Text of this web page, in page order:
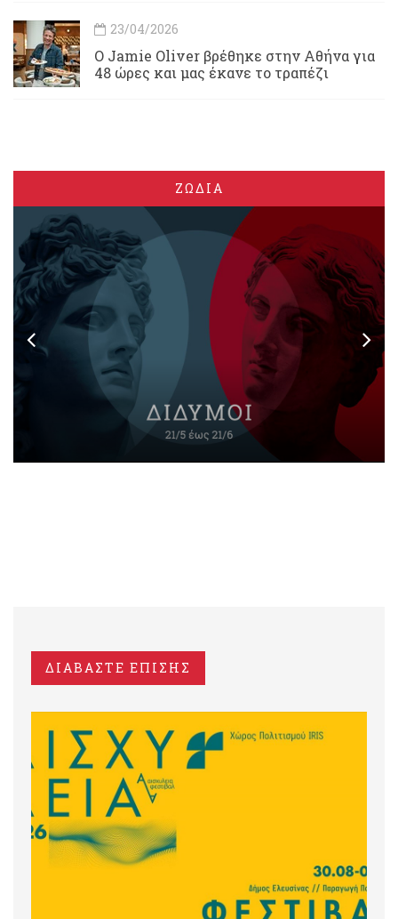
23/04/2026
Ο Jamie Oliver βρέθηκε στην Αθήνα για
48 ώρες και μας έκανε το τραπέζι
ΖΩΔΙΑ
ΔΙΑΒΑΣΤΕ ΕΠΙΣΗΣ